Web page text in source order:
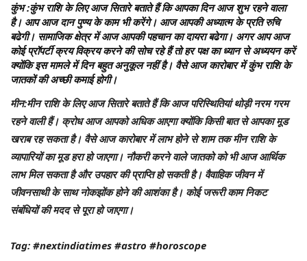
कुंभ:कुंभ राशि के लिए आज सितारे बताते हैं कि आपका दिन आज शुभ रहने वाला
है। आप आज दान पुण्य के काम भी करेंगे। आज आपकी अध्यात्म के प्रति रुचि
बढेगी। सामाजिक क्षेत्र में आज आपकी पहचान का दायरा बढेगा। अगर आप आज
कोई प्रॉपर्टी क्रय विक्रय करने की सोच रहे हैं तो हर पक्ष का ध्यान से अध्ययन करें
क्योंकि इस मामले में दिन बहुत अनुकूल नहीं है। वैसे आज कारोबार में कुंभ राशि के
जातकों की अच्छी कमाई होगी।
मीन:मीन राशि के लिए आज सितारे बताते हैं कि आज परिस्थितियां थोड़ी नरम गरम
रहने वाली हैं। क्रोध आज आपको अधिक आएगा क्योंकि किसी बात से आपका मूड
खराब रह सकता है। वैसे आज कारोबार में लाभ होने से शाम तक मीन राशि के
व्यापारियों का मूड हरा हो जाएगा। नौकरी करने वाले जातको को भी आज आर्थिक
लाभ मिल सकता है और उपहार की प्राप्ति हो सकती है। वैवाहिक जीवन में
जीवनसाथी के साथ नोकझोंक होने की आशंका है। कोई जरूरी काम निकट
संबंधियों की मदद से पूरा हो जाएगा।
Tag: #nextindiatimes #astro #horoscope